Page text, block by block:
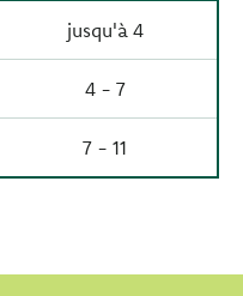
jusqu'à 4
4 - 7
7 - 11